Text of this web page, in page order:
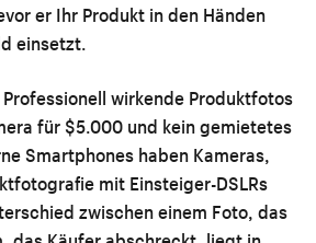
er Ihr Produkt in den Händen
einsetzt.
wirkende Produktfotos
für $5.000 und kein gemietetes
Smartphones haben Kameras,
mit Einsteiger-DSLRs
zwischen einem Foto, das